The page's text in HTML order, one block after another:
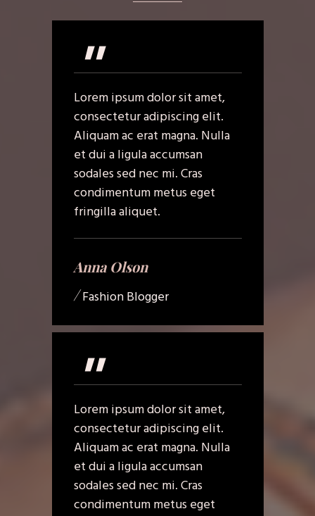
"
Lorem ipsum dolor sit amet,
consectetur adipiscing elit.
Aliquam ac erat magna. Nulla
et dui a ligula accumsan
sodales sed nec mi. Cras
condimentum metus eget
fringilla aliquet.
Anna Olson
/Fashion Blogger
"
Lorem ipsum dolor sit amet,
consectetur adipiscing elit.
Aliquam ac erat magna. Nulla
et dui a ligula accumsan
sodales sed nec mi. Cras
condimentum metus eget